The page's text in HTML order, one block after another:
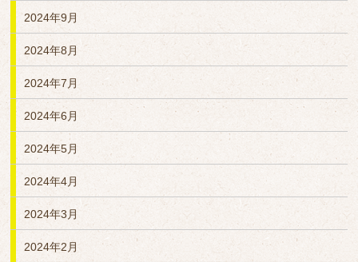
2024年9月
2024年8月
2024年7月
2024年6月
2024年5月
2024年4月
2024年3月
2024年2月